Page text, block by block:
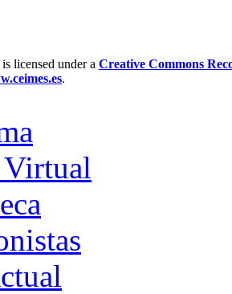
is licensed under a Creative Commons
.